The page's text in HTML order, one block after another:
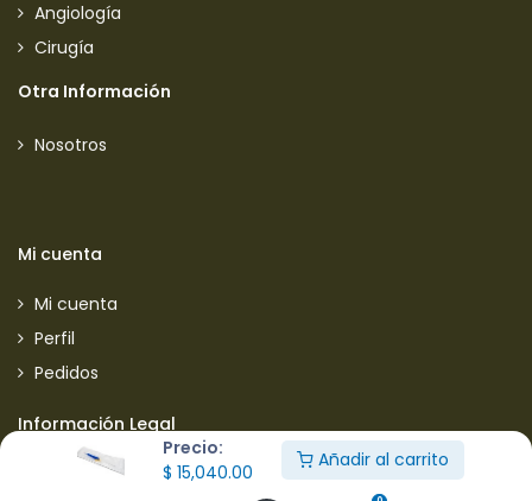
Precio:
$ 15,040.00
Añadir al carrito
Angiología
Cirugía
Otra Información
Nosotros
Mi cuenta
Mi cuenta
Perfil
Pedidos
Información Legal
Aviso de privacidad